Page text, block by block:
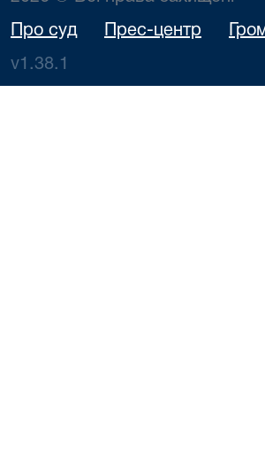
Про суд Прес-центр
v1.38.1